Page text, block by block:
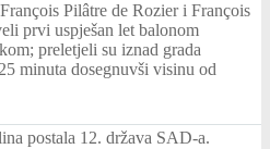
Pilâtre de Rozier i François
prvi uspješan let balonom
preletjeli su iznad grada
minuta dosegnuvši visinu od
postala 12. država SAD-a.